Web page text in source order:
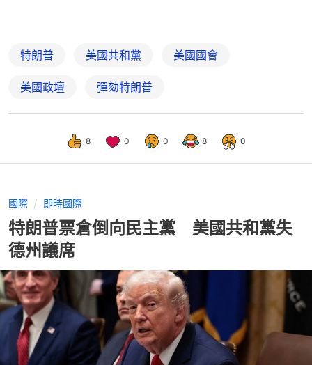
特朗普 美國共和黨 美國國會
美國政壇 彈劾特朗普
8 0 0 8 0
國際 即時國際
特朗普票倉倒向民主黨 美國共和黨失
德州議席